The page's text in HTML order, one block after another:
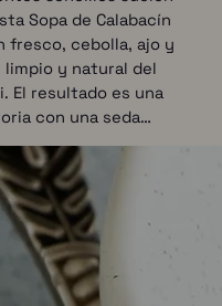
Sopa de Calabacín
fresco, cebolla, ajo y
y natural del
El resultado es una
con una seda…